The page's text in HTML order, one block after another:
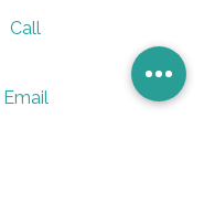
Call
Email